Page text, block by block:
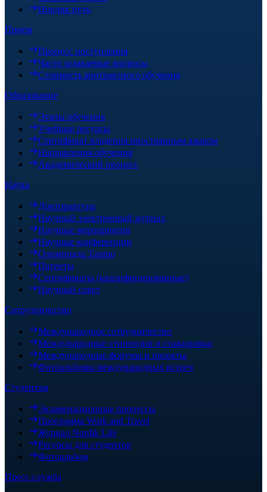
Нордик путь
Прием
Процесс поступления
Часто задаваемые вопросы
Стоимость контрактного обучения
Образование
Этапы обучения
Учебные ресурсы
Сертификат владения иностранным языком
Направления обучения
Академический процесс
Наука
Докторантура
Научный электронный журнал
Научные мероприятия
Научные конференции
Олимпиада Tasimo
Патенты
Сертификаты (квалифицированные)
Научный совет
Сотрудничество
Международное сотрудничество
Международные стипендии и стажировки
Международные форумы и проекты
Фотоальбомы международных встреч
Студентам
Экзаменационные процессы
Программа Work and Travel
Журнал Nordik Life
Ресурсы для студентов
Фотоальбом
Пресс-служба